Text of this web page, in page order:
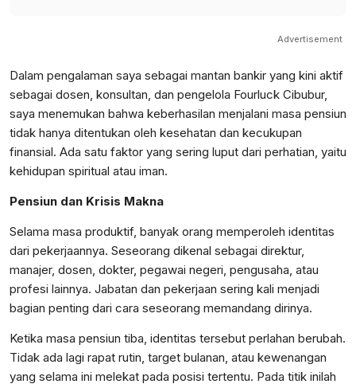
Advertisement
Dalam pengalaman saya sebagai mantan bankir yang kini aktif
sebagai dosen, konsultan, dan pengelola Fourluck Cibubur,
saya menemukan bahwa keberhasilan menjalani masa pensiun
tidak hanya ditentukan oleh kesehatan dan kecukupan
finansial. Ada satu faktor yang sering luput dari perhatian, yaitu
kehidupan spiritual atau iman.
Pensiun dan Krisis Makna
Selama masa produktif, banyak orang memperoleh identitas
dari pekerjaannya. Seseorang dikenal sebagai direktur,
manajer, dosen, dokter, pegawai negeri, pengusaha, atau
profesi lainnya. Jabatan dan pekerjaan sering kali menjadi
bagian penting dari cara seseorang memandang dirinya.
Ketika masa pensiun tiba, identitas tersebut perlahan berubah.
Tidak ada lagi rapat rutin, target bulanan, atau kewenangan
yang selama ini melekat pada posisi tertentu. Pada titik inilah